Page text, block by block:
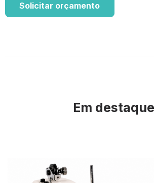
Solicitar orçamento
Em destaque